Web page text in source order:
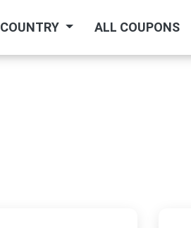
COUNTRY ALL COUPONS